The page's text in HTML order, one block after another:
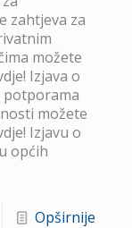
zahtjeva za
možete
Izjava o
možete
Izjavu o
općih
Opširnije